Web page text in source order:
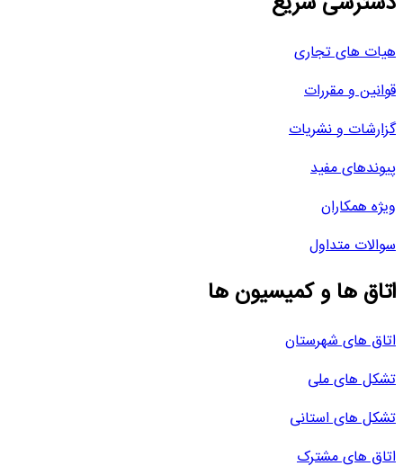
هیات های تجاری
قوانین و مقررات
گزارشات و نشریات
پیوندهای مفید
ویژه همکاران
سوالات متداول
اتاق ها و کمیسیون ها
اتاق های شهرستان
تشکل های ملی
تشکل های استانی
اتاق های مشترک